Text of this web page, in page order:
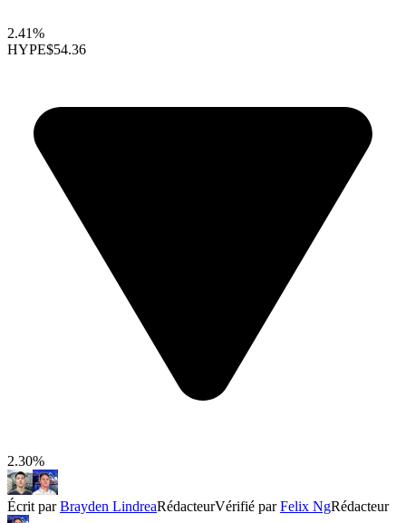
2.41%
HYPE$54.36
2.30%
Écrit parBrayden LindreaRédacteurVérifié parFelix NgRédacteur